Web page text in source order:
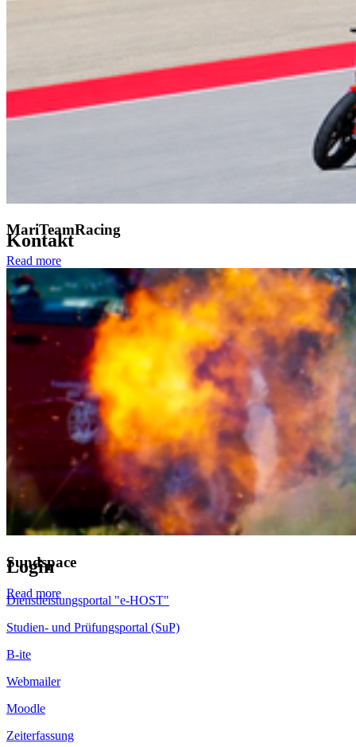
MariTeamRacing
Read more
Sundspace
Read more
Bitte melden Sie sich im Wahlbüro, Haus 1, Raum 205, wenn Sie
im Wahllokal mithelfen möchten und können.
Beachten Sie auch die E-Mail vom 19. Mai aus dem
Kanzlersekretariat.
Kon­takt
Hochschule Stralsund
Zur Schwedenschanze 15
18435 Stralsund
Telefonzentrale: +49 3831 455
Zentrale Fax-Nummer: +49 3831 456 680
Allgemeine Studienberatung
Fakultät für Elektrotechnik und Informatik
Fakultät für Maschinenbau
Fakultät für Wirtschaft
Hochschulkommunikation
Login
Dienstleistungsportal "e-HOST"
Studien- und Prüfungsportal (SuP)
B-ite
Webmailer
Moodle
Zeiterfassung